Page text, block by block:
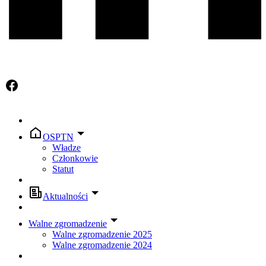
OSPTN
Władze
Członkowie
Statut
Aktualności
Walne zgromadzenie
Walne zgromadzenie 2025
Walne zgromadzenie 2024